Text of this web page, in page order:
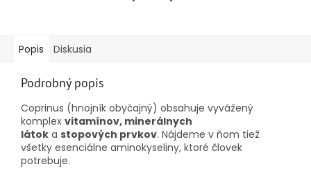
Popis Diskusia
Podrobný popis
Coprinus (hnojník obyčajný) obsahuje vyvážený
komplex vitamínov, minerálnych
látok a stopových prvkov. Nájdeme v ňom tiež
všetky esenciálne aminokyseliny, ktoré človek
potrebuje.